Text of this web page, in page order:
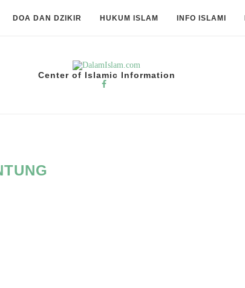
DOA DAN DZIKIR HUKUM ISLAM INFO ISLAMI
Center of Islamic Information